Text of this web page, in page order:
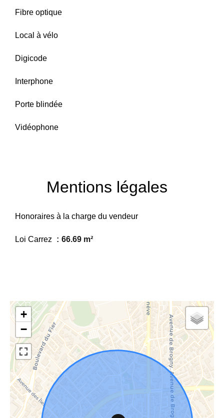
Fibre optique
Local à vélo
Digicode
Interphone
Porte blindée
Vidéophone
Mentions légales
Honoraires à la charge du vendeur
Loi Carrez 66.69 m²
+
−